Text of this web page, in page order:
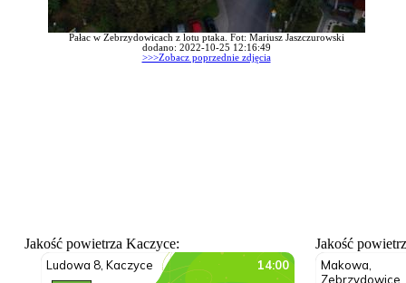
Pałac w Zebrzydowicach z lotu ptaka. Fot: Mariusz Jaszczurowski
dodano: 2022-10-25 12:16:49
>>>Zobacz poprzednie zdjęcia
Jakość powietrza Kaczyce: Jakość